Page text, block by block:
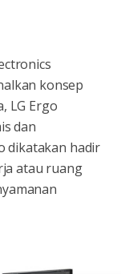
konsep
LG Ergo
dan
dikatakan hadir
atau ruang